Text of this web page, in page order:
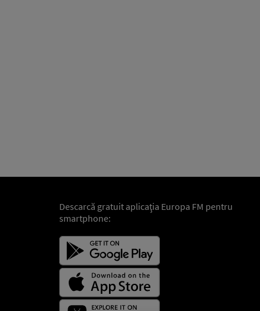
Descarcă gratuit aplicaţia Europa FM pentru
smartphone: